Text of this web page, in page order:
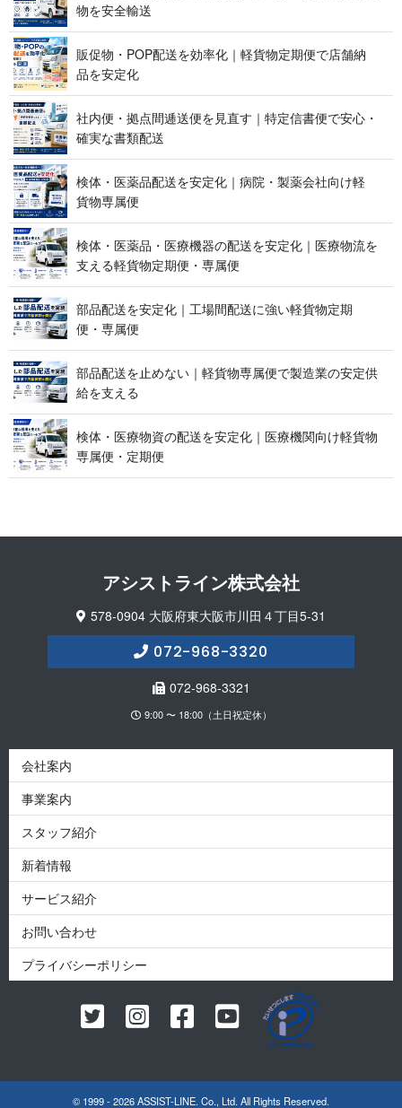
物を 安 全 輸 送
販促物・POP配送を効率化｜軽貨物定期便で店舗納
品 を 安 定 化
社内便・拠点間逓送便を見直す｜特定信書便で安心・
確実な 書 類 配 送
検体・医薬品配送を安定化｜病院・製薬会社向け軽
貨 物 専 属 便
検体・医薬品・医療機器の配送を安定化｜医療物流を
支える軽貨物定期便 ・ 専 属 便
部品配送を安定化｜工場間配送に強い軽貨物定期
便 ・ 専 属 便
部品配送を止めない｜軽貨物専属便で製造業の安定供
給 を 支 え る
検体・医療物資の配送を安定化｜医療機関向け軽貨物
専属便 ・ 定 期 便
アシストライン 株 式 会 社
578-0904 大阪府東大阪市川田４丁目5-31
072-968-3320
072-968-3321
9:00 〜 18:00（土日祝定休）
会社案内
事業案内
スタッフ紹介
新着情報
サービス紹介
お問い合わせ
プライバシーポリシー
© 1999 - 2026 ASSIST-LINE. Co., Ltd. All Rights Reserved.